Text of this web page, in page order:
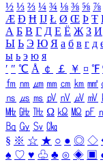
½ ⅓ ⅔ ¼ ¾ ⅛ ⅜ ⅝ ⅞
Æ Ð Ħ Ĳ Ł Ø Œ Þ Ŧ
А Б В Г Д Е Ё Ж З И
Ы Ь Э Ю Я а б в г д
ы ь э ю я
′ ″ ℃ Å ￠ ￡ ￥ ¤ ℉
㎙ ㎚ ㎛ ㎜ ㎝ ㎞ ㎟
㎱ ㎲ ㎳ ㎴ ㎵ ㎶ ㎷
㎒ ㎓ ㎔ Ω ㏀ ㏁ ㎊
㏃ ㏉ ㏜ ㏆
§ ※ ☆ ★ ○ ● ◎ ◇
♠ ♡ ♥ ♧ ♣ ⊙ ◈ ▣ ◐